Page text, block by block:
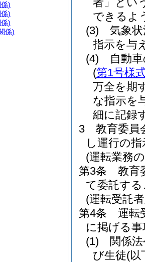
できるよ
(3)
気象
指示を与
(4)
自動
(第1号様
万全を期
な指示を
細に記録
3
教育委員
し運行の
(運転業務
第3条
教育
て委託す
(運転受託
第4条
運転
に掲げる
(1)
関係
び生徒(以
)
)
)
係)